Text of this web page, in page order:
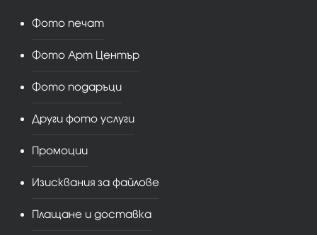
Фото печат
Фото Арт Център
Фото подаръци
Други фото услуги
Промоции
Изисквания за файлове
Плащане и доставка